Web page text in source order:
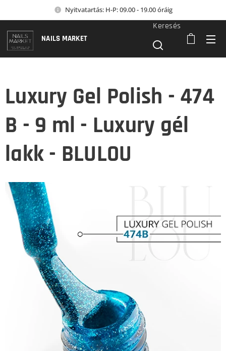
Nyitvatartás: H-P: 09.00 - 19.00 óráig
NAILS MARKET
Keresés
Luxury Gel Polish - 474
B - 9 ml - Luxury gél
lakk - BLULOU